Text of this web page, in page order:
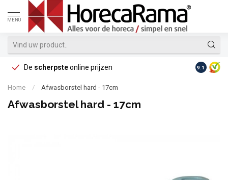
MENU
De scherpsteonline prijzen Op
9.1
Home / Afwasborstel hard - 17cm
Afwasborstel hard - 17cm